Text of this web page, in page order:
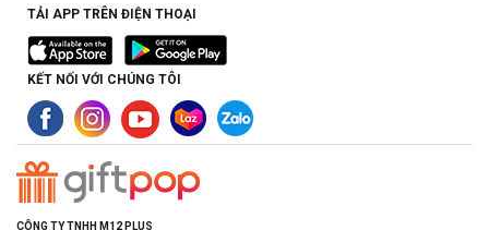
TẢI APP TRÊN ĐIỆN THOẠI
KẾT NỐI VỚI CHÚNG TÔI
CÔNG TY TNHH M12 PLUS